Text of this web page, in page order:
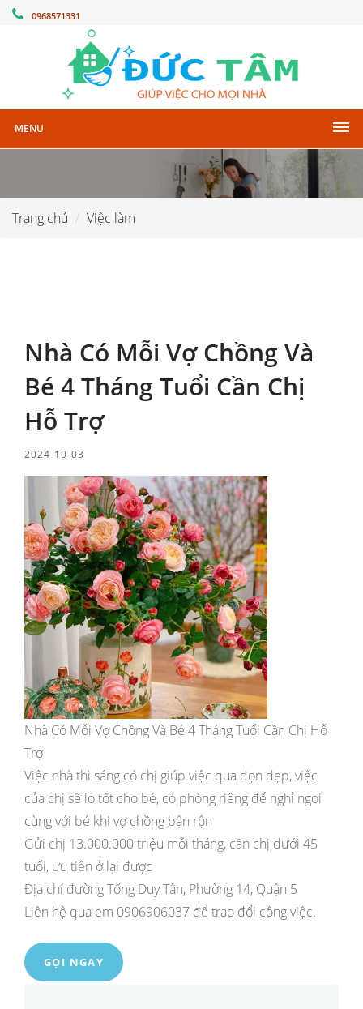
0968571331
MENU
Trang chủ Việc làm
Nhà Có Mỗi Vợ Chồng Và
Bé 4 Tháng Tuổi Cần Chị
Hỗ Trợ
2024-10-03
Nhà Có Mỗi Vợ Chồng Và Bé 4 Tháng Tuổi Cần Chị Hỗ
Trợ
Việc nhà thì sáng có chị giúp việc qua dọn dẹp, việc
của chị sẽ lo tốt cho bé, có phòng riêng để nghỉ ngơi
cùng với bé khi vợ chồng bận rộn
Gửi chị 13.000.000 triệu mỗi tháng, cần chị dưới 45
tuổi, ưu tiên ở lại được
Địa chỉ đường Tống Duy Tân, Phường 14, Quận 5
Liên hệ qua em 0906906037 để trao đổi công việc.
GỌI NGAY